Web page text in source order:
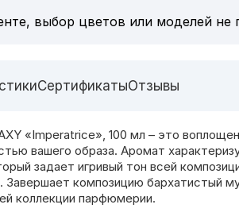
выбор цветов или моделей не
СертификатыОтзывы
«Imperatrice», 100 мл – это
вашего образа. Аромат
задает игривый тон всей
Завершает композицию бархатистый
коллекции парфюмерии.